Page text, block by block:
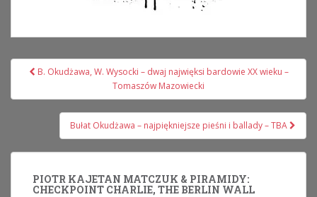
Nawigacja
B. Okudżawa, W. Wysocki – dwaj najwięksi bardowie XX wieku –
Tomaszów Mazowiecki
Bułat Okudżawa – najpiękniejsze pieśni i ballady – TBA
PIOTR KAJETAN MATCZUK & PIRAMIDY:
CHECKPOINT CHARLIE, THE BERLIN WALL